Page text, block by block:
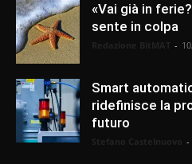
«Vai già in
sente in colpa
-
Smart
ridefinisce la
futuro
-